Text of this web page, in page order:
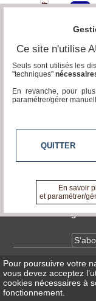
Gazette
Médias
du
groupe
Blogs
Prémium
tvlocale.fr
Contactez-nous
A propos de
Devenir délégué
InfosCNIL/RGPD
Conditions Générales
Pour poursuivre votre
vous devez acceptez
cookies nécessaires à
fonctionnement.
Ce site n'utilise
Seuls sont utilisés les
"techniques"
En revanche, pour
paramétrer/gérer
QUITTER
En savoir
et paramétrer/